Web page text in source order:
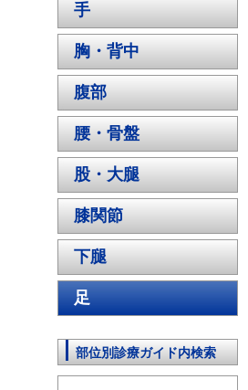
手
胸・背中
腹部
腰・骨盤
股・大腿
膝関節
下腿
足
部位別診療ガイド内検索